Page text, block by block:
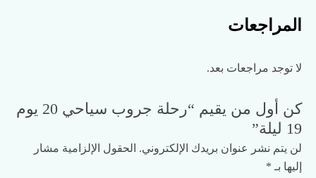
المراجعات
لا توجد مراجعات بعد.
كن أول من يقيم “رحلة جروب سياحي 20 يوم
19 ليلة”
لن يتم نشر عنوان بريدك الإلكتروني. الحقول الإلزامية مشار
إليها بـ *